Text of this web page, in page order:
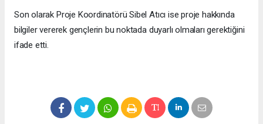
Son olarak Proje Koordinatörü Sibel Atıcı ise proje hakkında
bilgiler vererek gençlerin bu noktada duyarlı olmaları gerektiğini
ifade etti.